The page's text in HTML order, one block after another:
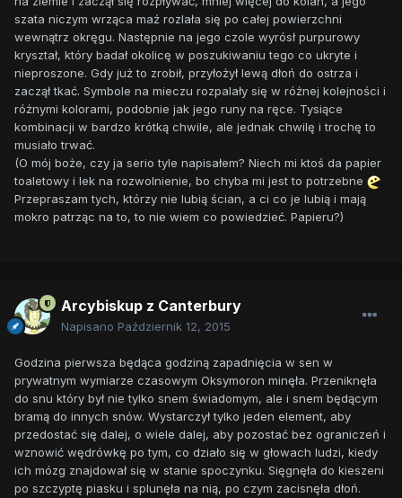
szata niczym wrząca maź rozlała się po całej powierzchni
wewnątrz okręgu. Następnie na jego czole wyrósł purpurowy
kryształ, który badał okolicę w poszukiwaniu tego co ukryte i
nieproszone. Gdy już to zrobił, przyłożył lewą dłoń do ostrza i
zaczął tkać. Symbole na mieczu rozpalały się w różnej kolejności i
różnymi kolorami, podobnie jak jego runy na ręce. Tysiące
kombinacji w bardzo krótką chwile, ale jednak chwilę i trochę to
musiało trwać.
(O mój boże, czy ja serio tyle napisałem? Niech mi ktoś da papier
toaletowy i lek na rozwolnienie, bo chyba mi jest to potrzebne
Przepraszam tych, którzy nie lubią ścian, a ci co je lubią i mają
mokro patrząc na to, to nie wiem co powiedzieć. Papieru?)
Arcybiskup z Canterbury
Napisano Październik 12, 2015
Godzina pierwsza będąca godziną zapadnięcia w sen w
prywatnym wymiarze czasowym Oksymoron minęła. Przeniknęła
do snu który był nie tylko snem świadomym, ale i snem będącym
bramą do innych snów. Wystarczył tylko jeden element, aby
przedostać się dalej, o wiele dalej, aby pozostać bez ograniczeń i
wznowić wędrówkę po tym, co działo się w głowach ludzi, kiedy
ich mózg znajdował się w stanie spoczynku. Sięgnęła do kieszeni
po szczyptę piasku i splunęła na nią, po czym zacisnęła dłoń.